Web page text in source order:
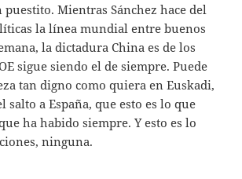
Mientras Sánchez hace del
la línea mundial entre buenos
la dictadura China es de los
sigue siendo el de siempre. Puede
tan digno como quiera en Euskadi,
salto a España, que esto es lo que
ha habido siempre. Y esto es lo
ninguna.